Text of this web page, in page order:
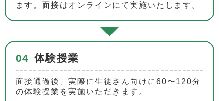
ます。面接はオンラインにて実施いたします。
04 体験授業
面接通過後、実際に生徒さん向けに60〜120分
の体験授業を実施いただきます。